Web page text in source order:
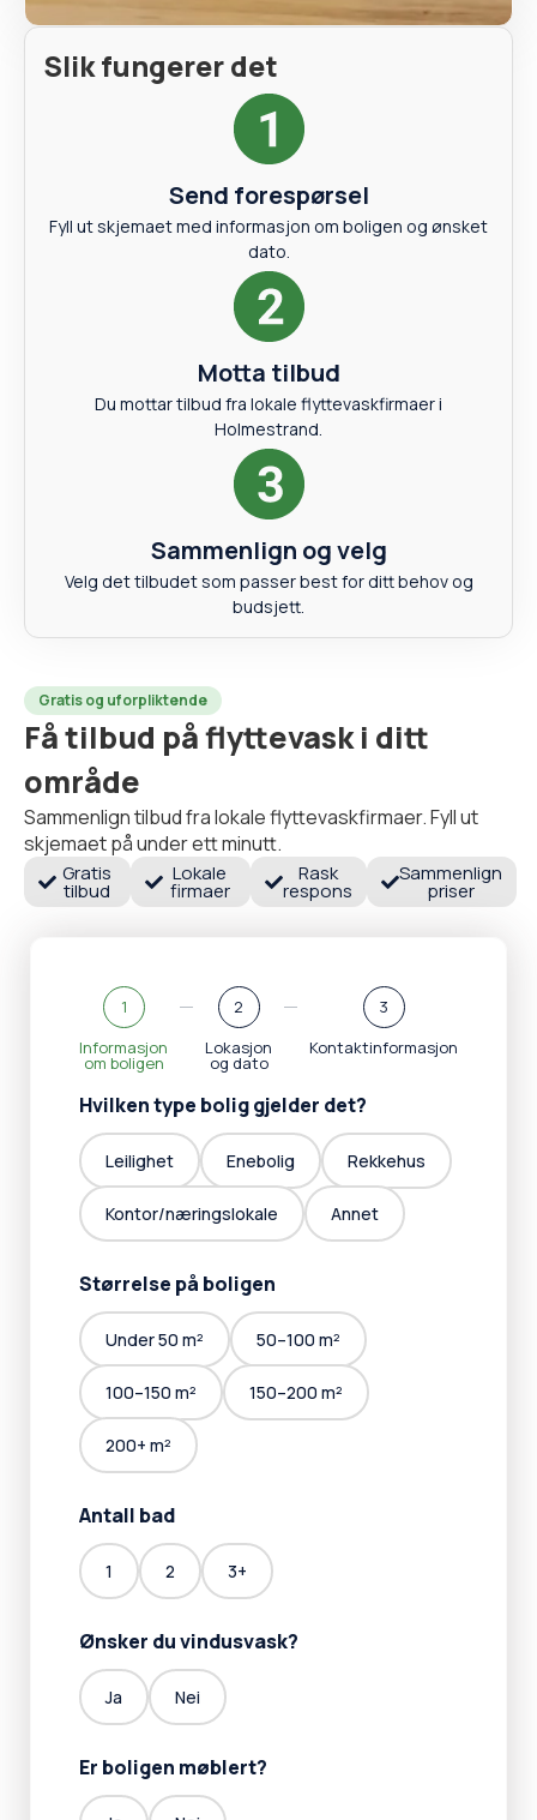
Slik fungerer det
Send forespørsel
Fyll ut skjemaet med informasjon om boligen og ønsket
dato.
Motta tilbud
Du mottar tilbud fra lokale flyttevaskfirmaer i
Holmestrand.
Sammenlign og velg
Velg det tilbudet som passer best for ditt behov og
budsjett.
Gratis og uforpliktende
Få tilbud på flyttevask i ditt
område
Sammenlign tilbud fra lokale flyttevaskfirmaer. Fyll ut
skjemaet på under ett minutt.
Gratis
tilbud
Lokale
firmaer
Rask
respons
Sammenlign
priser
1
Informasjon
om boligen
2
Lokasjon
og dato
3
Kontaktinformasjon
Hvilken type bolig gjelder det?
Leilighet Enebolig Rekkehus
Kontor/næringslokale Annet
Størrelse på boligen
Under 50 m² 50–100 m²
100–150 m² 150–200 m²
200+ m²
Antall bad
1 2 3+
Ønsker du vindusvask?
Ja Nei
Er boligen møblert?